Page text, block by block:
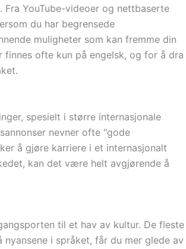
YouTube-videoer og nettbaserte
du har begrensede
muligheter som kan fremme din
ofte kun på engelsk, og for å dra
spesielt i større internasjonale
nevner ofte “gode
å gjøre karriere i et internasjonalt
kan det være helt avgjørende å
til et hav av kultur. De fleste
i språket, får du mer glede av